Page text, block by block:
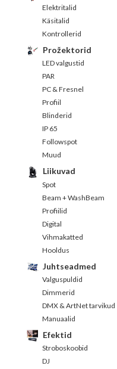
Elektritalid
Käsitalid
Kontrollerid
Prožektorid
LED valgustid
PAR
PC & Fresnel
Profiil
Blinderid
IP 65
Followspot
Muud
Liikuvad
Spot
Beam + WashBeam
Profiilid
Digital
Vihmakatted
Hooldus
Juhtseadmed
Valguspuldid
Dimmerid
DMX & ArtNet tarvikud
Manuaalid
Efektid
Stroboskoobid
DJ